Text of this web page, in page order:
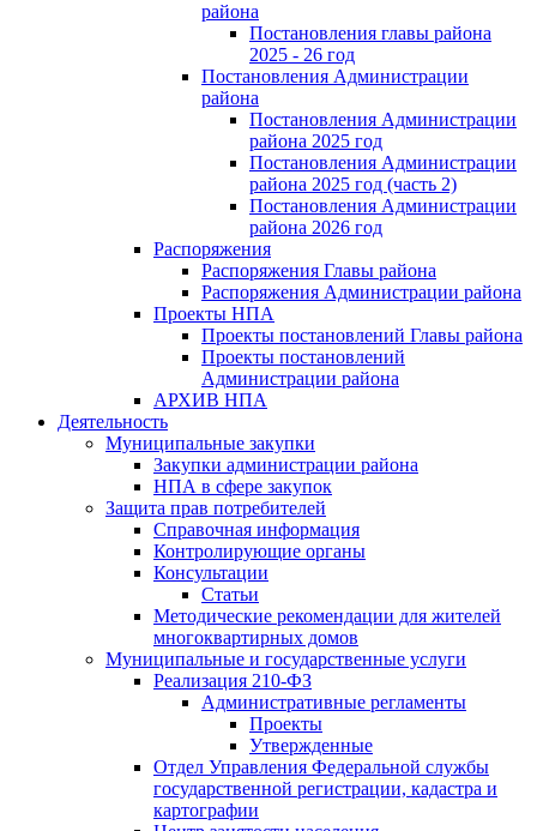
района
Постановления главы района
2025 - 26 год
Постановления Администрации
района
Постановления Администрации
района 2025 год
Постановления Администрации
района 2025 год (часть 2)
Постановления Администрации
района 2026 год
Распоряжения
Распоряжения Главы района
Распоряжения Администрации района
Проекты НПА
Проекты постановлений Главы района
Проекты постановлений
Администрации района
АРХИВ НПА
Деятельность
Муниципальные закупки
Закупки администрации района
НПА в сфере закупок
Защита прав потребителей
Справочная информация
Контролирующие органы
Консультации
Статьи
Методические рекомендации для жителей
многоквартирных домов
Муниципальные и государственные услуги
Реализация 210-ФЗ
Административные регламенты
Проекты
Утвержденные
Отдел Управления Федеральной службы
государственной регистрации, кадастра и
картографии